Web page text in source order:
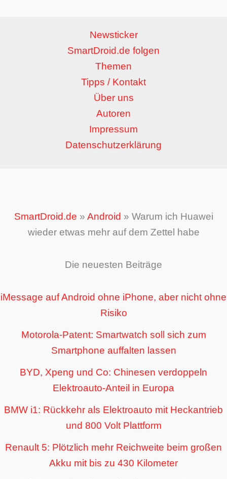
Newsticker
SmartDroid.de folgen
Themen
Tipps / Kontakt
Über uns
Autoren
Impressum
Datenschutzerklärung
SmartDroid.de » Android » Warum ich Huawei
wieder etwas mehr auf dem Zettel habe
Die neuesten Beiträge
iMessage auf Android ohne iPhone, aber nicht ohne
Risiko
Motorola-Patent: Smartwatch soll sich zum
Smartphone auffalten lassen
BYD, Xpeng und Co: Chinesen verdoppeln
Elektroauto-Anteil in Europa
BMW i1: Rückkehr als Elektroauto mit Heckantrieb
und 800 Volt Plattform
Renault 5: Plötzlich mehr Reichweite beim großen
Akku mit bis zu 430 Kilometer